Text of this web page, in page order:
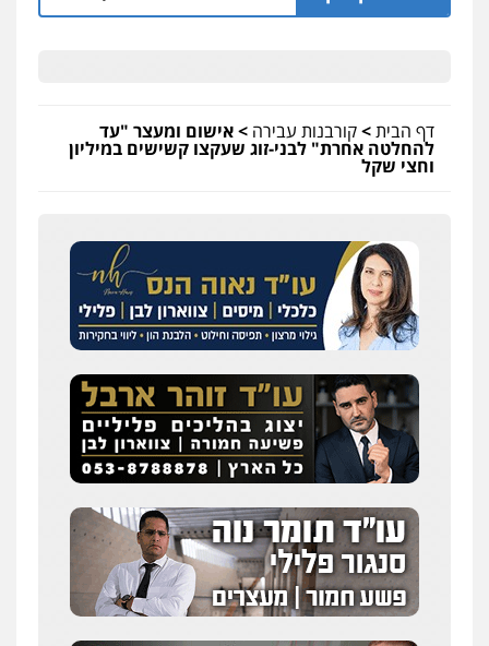
דף הבית>קורבנות עבירה >אישום ומעצר "עד
להחלטה אחרת" לבני-זוג שעקצו קשישים במיליון
וחצי שקל